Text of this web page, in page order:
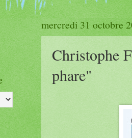
mercredi 31 octobre
Christophe
phare"